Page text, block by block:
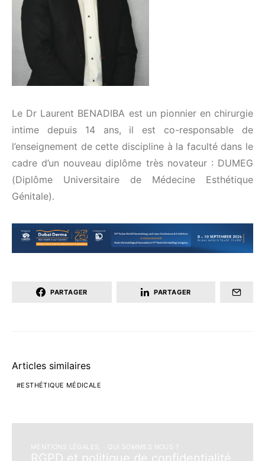
Le Dr Laurent BENADIBA est un pionnier en chirurgie
intime depuis 14 ans, il est co-responsable de
l’enseignement de cette discipline à la faculté dans le
cadre d’un nouveau diplôme très novateur : DUMEG
(Diplôme Universitaire de Médecine Esthétique
Génitale).
PARTAGER PARTAGER
Articles similaires
ESTHÉTIQUE MÉDICALE
MENTIONS LÉGALES QUI SOMMES NOUS ?